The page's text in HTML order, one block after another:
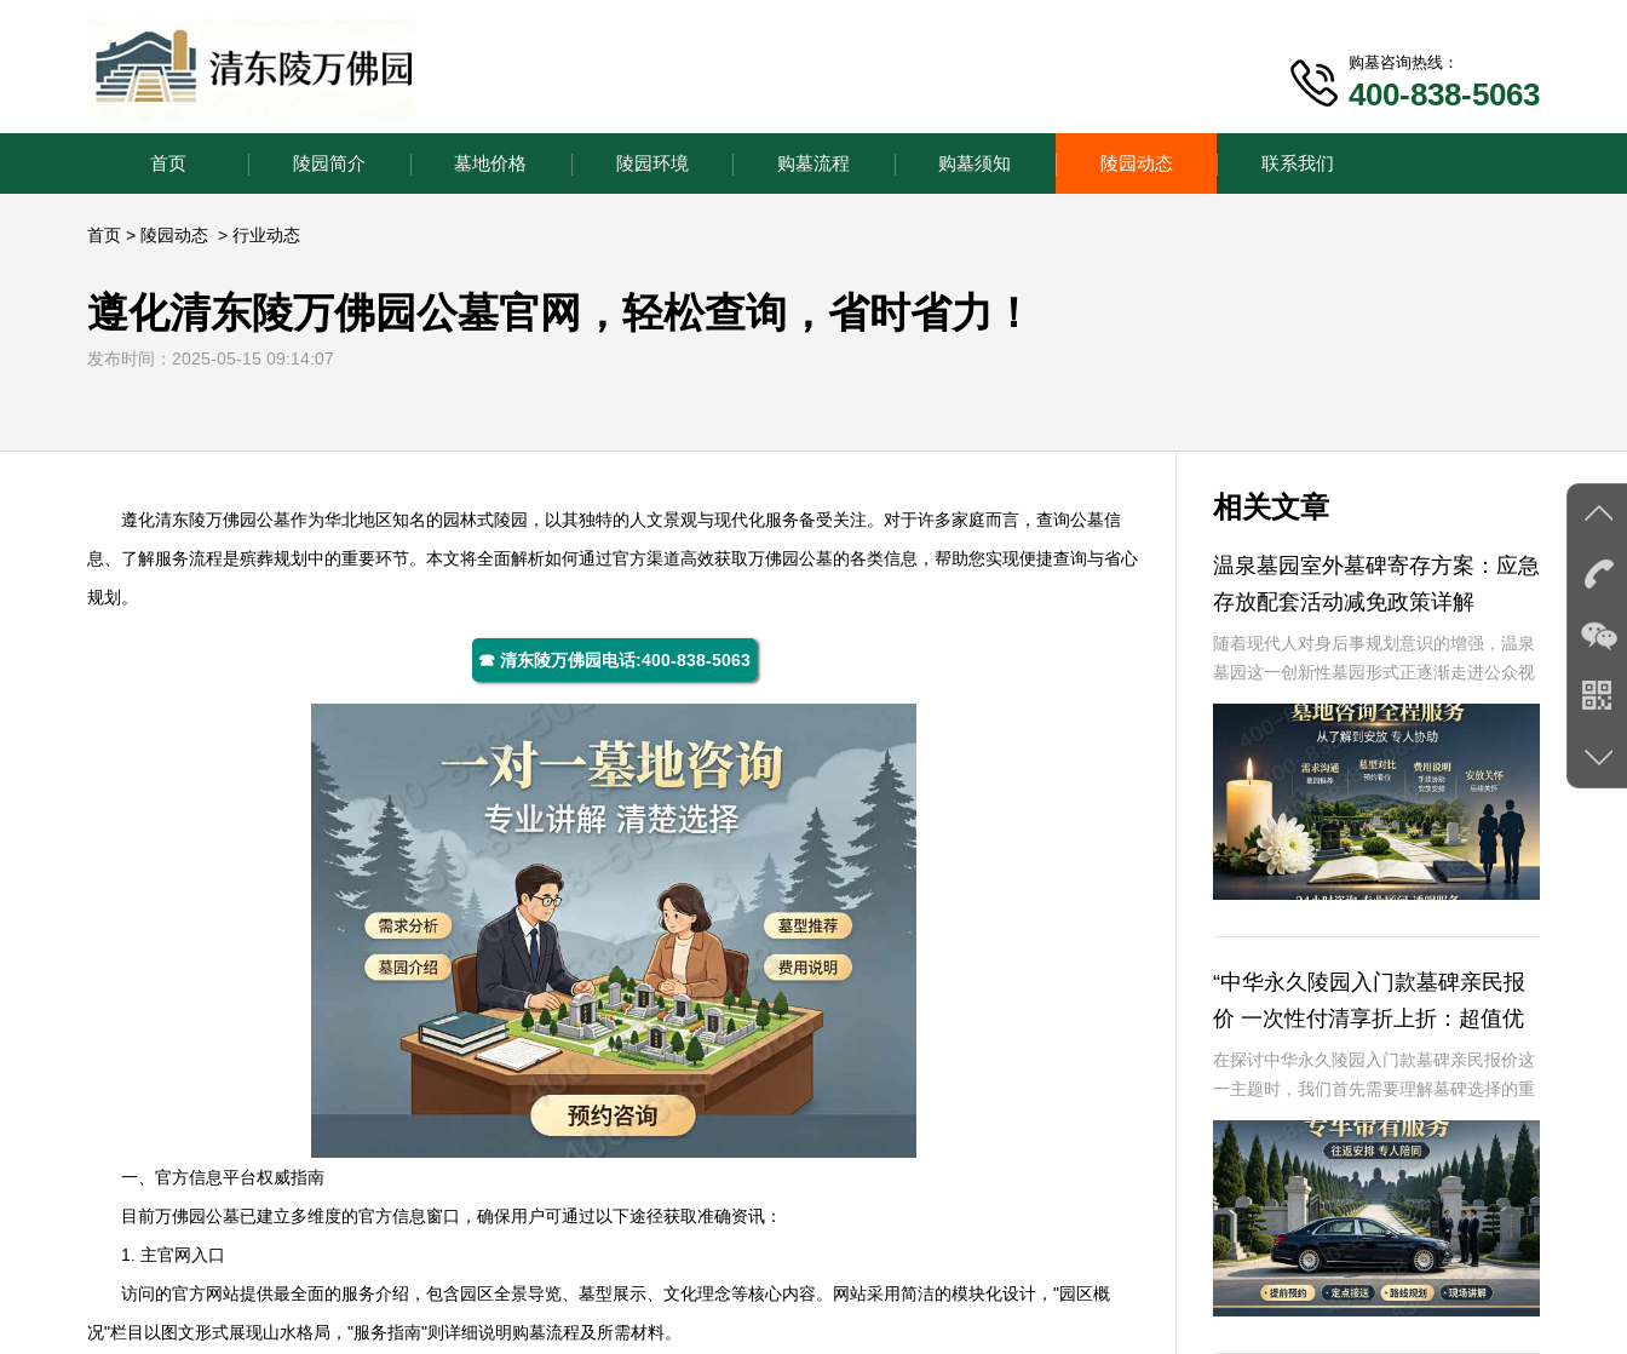
购墓咨询热线：
400-838-5063
首页 陵园简介 墓地价格 陵园环境 购墓流程 购墓须知 陵园动态 联系我们
首页 > 陵园动态 > 行业动态
遵化清东陵万佛园公墓官网，轻松查询，省时省力！
发布时间：2025-05-15 09:14:07
遵化清东陵万佛园公墓作为华北地区知名的园林式陵园，以其独特的人文景观与现代化服务备受关注。对于许多家庭而言，查询公墓信
息、了解服务流程是殡葬规划中的重要环节。本文将全面解析如何通过官方渠道高效获取万佛园公墓的各类信息，帮助您实现便捷查询与省心
规划。
☎ 清东陵万佛园电话:400-838-5063
一、官方信息平台权威指南
目前万佛园公墓已建立多维度的官方信息窗口，确保用户可通过以下途径获取准确资讯：
1. 主官网入口
访问的官方网站提供最全面的服务介绍，包含园区全景导览、墓型展示、文化理念等核心内容。网站采用简洁的模块化设计，"园区概
况"栏目以图文形式展现山水格局，"服务指南"则详细说明购墓流程及所需材料。
相关文章
温泉墓园室外墓碑寄存方案：应急
存放配套活动减免政策详解
随着现代人对身后事规划意识的增强，温泉
墓园这一创新性墓园形式正逐渐走进公众视
野。温泉墓园不仅营造了宁静祥和的环境氛
围，更通过一系列贴心设施，如室外墓碑寄
存区、应急遗体临时存放服务等，为家属提
供极大便利
“中华永久陵园入门款墓碑亲民报
价 一次性付清享折上折：超值优
惠与便捷选择的完美结合”
在探讨中华永久陵园入门款墓碑亲民报价这
一主题时，我们首先需要理解墓碑选择的重
要性及其对逝者与生者的影响。墓碑不仅是
对逝者的纪念，也是对生者情感的寄托。因
此，选择一款既符合预算又具有纪念意义的
墓碑显得尤